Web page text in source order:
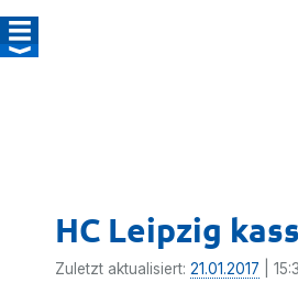
HC Leipzig
Zuletzt aktualisiert: 21.01.2017 |